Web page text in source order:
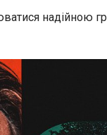
надійною